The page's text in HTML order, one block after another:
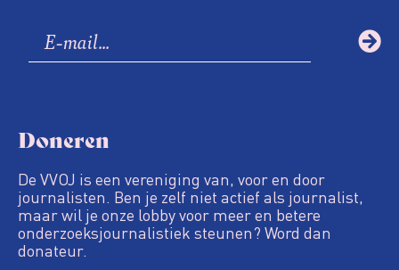
Doneren
De VVOJ is een vereniging van, voor en door
journalisten. Ben je zelf niet actief als journalist,
maar wil je onze lobby voor meer en betere
onderzoeksjournalistiek steunen? Word dan
donateur.